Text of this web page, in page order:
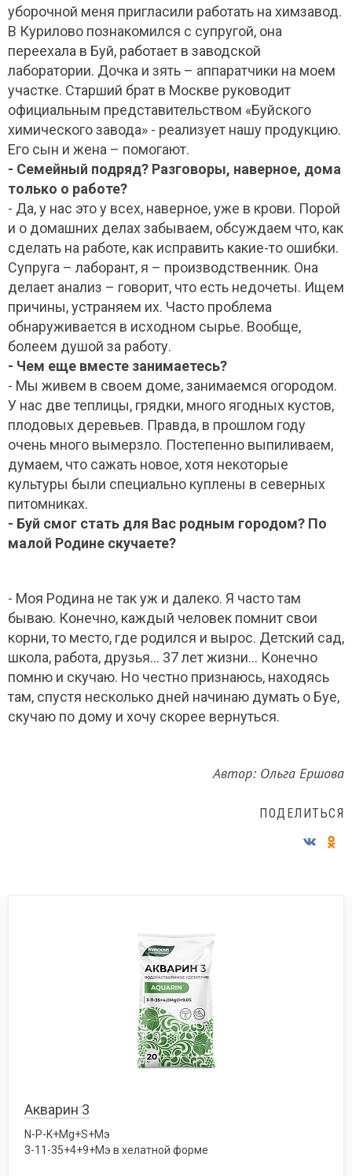
уборочной меня пригласили работать на химзавод.
В Курилово познакомился с супругой, она
переехала в Буй, работает в заводской
лаборатории. Дочка и зять – аппаратчики на моем
участке. Старший брат в Москве руководит
официальным представительством «Буйского
химического завода» - реализует нашу продукцию.
Его сын и жена – помогают.
- Семейный подряд? Разговоры, наверное, дома
только о работе?
- Да, у нас это у всех, наверное, уже в крови. Порой
и о домашних делах забываем, обсуждаем что, как
сделать на работе, как исправить какие-то ошибки.
Супруга – лаборант, я – производственник. Она
делает анализ – говорит, что есть недочеты. Ищем
причины, устраняем их. Часто проблема
обнаруживается в исходном сырье. Вообще,
болеем душой за работу.
- Чем еще вместе занимаетесь?
- Мы живем в своем доме, занимаемся огородом.
У нас две теплицы, грядки, много ягодных кустов,
плодовых деревьев. Правда, в прошлом году
очень много вымерзло. Постепенно выпиливаем,
думаем, что сажать новое, хотя некоторые
культуры были специально куплены в северных
питомниках.
- Буй смог стать для Вас родным городом? По
малой Родине скучаете?
- Моя Родина не так уж и далеко. Я часто там
бываю. Конечно, каждый человек помнит свои
корни, то место, где родился и вырос. Детский сад,
школа, работа, друзья… 37 лет жизни… Конечно
помню и скучаю. Но честно признаюсь, находясь
там, спустя несколько дней начинаю думать о Буе,
скучаю по дому и хочу скорее вернуться.
Автор: Ольга Ершова
ПОДЕЛИТЬСЯ
Акварин 3
N-P-K+Mg+S+Мэ
3-11-35+4+9+Мэ в хелатной форме